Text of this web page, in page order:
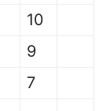
10
9
7